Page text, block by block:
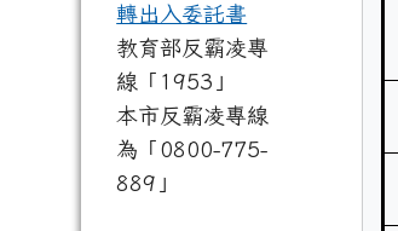
轉出入委託書
教育部反霸凌專
線「1953」
本市反霸凌專線
為「0800-775-
889」